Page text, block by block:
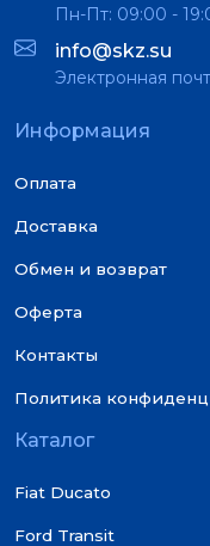
Пн-Пт: 09:00 -
info@skz.su
Электронная
Информация
Оплата
Доставка
Обмен и возврат
Оферта
Контакты
Политика
Каталог
Fiat Ducato
Ford Transit